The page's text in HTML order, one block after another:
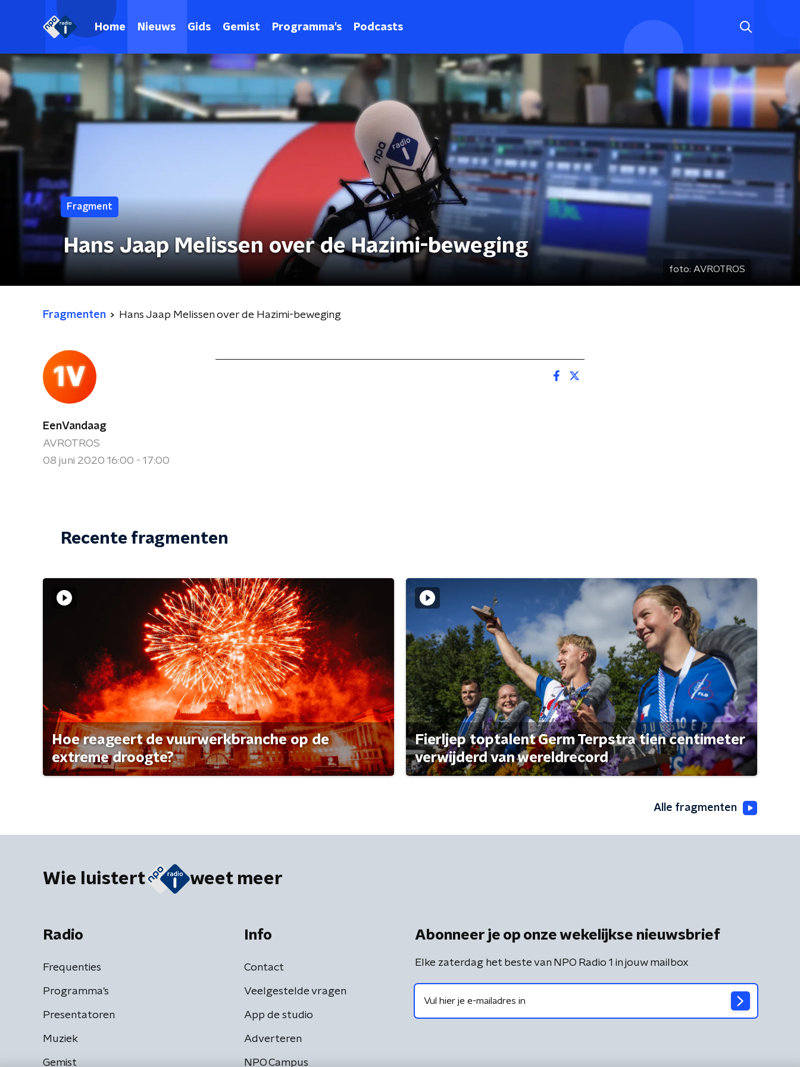
Home Nieuws Gids Gemist Programma's Podcasts
Fragment
Hans Jaap Melissen over de Hazimi-beweging
foto: AVROTROS
Fragmenten Hans Jaap Melissen over de Hazimi-beweging
EenVandaag
AVROTROS
08 juni 2020 16:00 - 17:00
Recente fragmenten
Hoe reageert de vuurwerkbranche op de
extreme droogte?
Fierljep toptalent Germ Terpstra tien centimeter
verwijderd van wereldrecord
Alle fragmenten
Wie luistert weet meer
Radio
Frequenties
Programma's
Presentatoren
Muziek
Gemist
Info
Contact
Veelgestelde vragen
App de studio
Adverteren
NPO Campus
Abonneer je op onze wekelijkse nieuwsbrief
Elke zaterdag het beste van NPO Radio 1 in jouw mailbox